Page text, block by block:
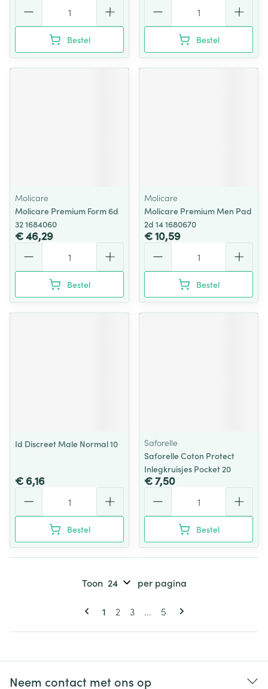
Bestel Bestel
Molicare
Molicare Premium Form 6d
32 1684060
€ 46,29
Bestel
Molicare
Molicare Premium Men Pad
2d 14 1680670
€ 10,59
Bestel
Id Discreet Male Normal 10
€ 6,16
Bestel
Saforelle
Saforelle Coton Protect
Inlegkruisjes Pocket 20
€ 7,50
Bestel
Pagina's
U lees momenteel pagina
1 Pagina
2 Pagina
3 ... Pagina
5
Toon per pagina
Neem contact met ons op